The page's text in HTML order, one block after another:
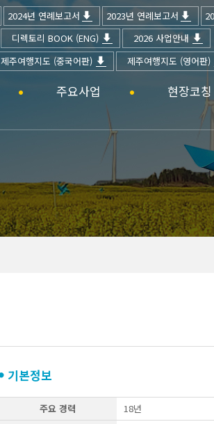
2024년 연례보고서 2023년 연례보고서
디렉토리 BOOK (ENG)
2026 사업안내
제주여행지도 (중국어판) 제주여행지도 (영어판)
주요사업
현장코칭
안테나숍
현장코칭
지원신청
지원확인
기본정보
주요 경력
18년